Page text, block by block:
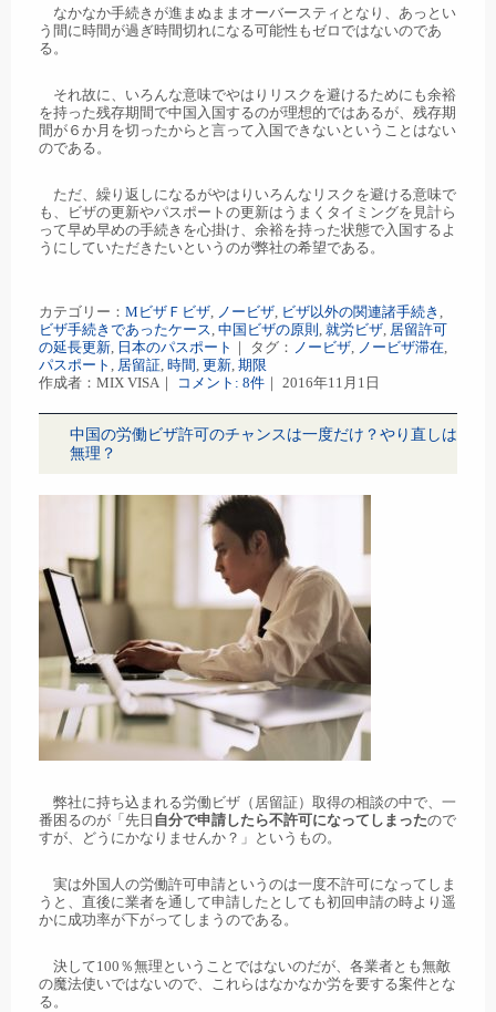
なかなか手続きが進まぬままオーバースティとなり、あっとい
う間に時間が過ぎ時間切れになる可能性もゼロではないのであ
る。
それ故に、いろんな意味でやはりリスクを避けるためにも余裕
を持った残存期間で中国入国するのが理想的ではあるが、残存期
間が６か月を切ったからと言って入国できないということはない
のである。
ただ、繰り返しになるがやはりいろんなリスクを避ける意味で
も、ビザの更新やパスポートの更新はうまくタイミングを見計ら
って早め早めの手続きを心掛け、余裕を持った状態で入国するよ
うにしていただきたいというのが弊社の希望である。
カテゴリー： MビザＦビザ ノービザ ビザ以外の関連諸手続き
ビザ手続きであったケース 中国ビザの原則 就労ビザ 居留許可
の延長更新 日本のパスポート ｜ タグ： ノービザ ノービザ滞在
パスポート
居留証 時間 更新 期限
作成者：MIX VISA｜
コメント: 8件 ｜ 2016年11月1日
中国の労働ビザ許可のチャンスは一度だけ？やり直しは
無理？
弊社に持ち込まれる労働ビザ（居留証）取得の相談の中で、一
番困るのが「先日 自分で申請したら不許可になってしまったので
すが、どうにかなりませんか？」というもの。
実は外国人の労働許可申請というのは一度不許可になってしま
うと、直後に業者を通して申請したとしても初回申請の時より遥
かに成功率が下がってしまうのである。
決して100％無理ということではないのだが、各業者とも無敵
の魔法使いではないので、これらはなかなか労を要する案件とな
る。